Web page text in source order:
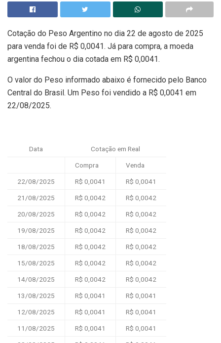
Cotação do Peso Argentino no dia 22 de agosto de 2025
para venda foi de R$ 0,0041. Já para compra, a moeda
argentina fechou o dia cotada em R$ 0,0041.
O valor do Peso informado abaixo é fornecido pelo Banco
Central do Brasil. Um Peso foi vendido a R$ 0,0041 em
22/08/2025.
Data Cotação em Real
Compra Venda
22/08/2025 R$ 0,0041 R$ 0,0041
21/08/2025 R$ 0,0042 R$ 0,0042
20/08/2025 R$ 0,0042 R$ 0,0042
19/08/2025 R$ 0,0042 R$ 0,0042
18/08/2025 R$ 0,0042 R$ 0,0042
15/08/2025 R$ 0,0042 R$ 0,0042
14/08/2025 R$ 0,0042 R$ 0,0042
13/08/2025 R$ 0,0041 R$ 0,0041
12/08/2025 R$ 0,0041 R$ 0,0041
11/08/2025 R$ 0,0041 R$ 0,0041